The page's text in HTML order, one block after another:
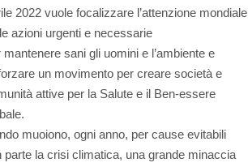
2022 vuole focalizzare l’attenzione mondiale
azioni urgenti e necessarie
mantenere sani gli uomini e l’ambiente e
un movimento per creare società e
attive per la Salute e il Ben-essere
muoiono, ogni anno, per cause evitabili
la crisi climatica, una grande minaccia